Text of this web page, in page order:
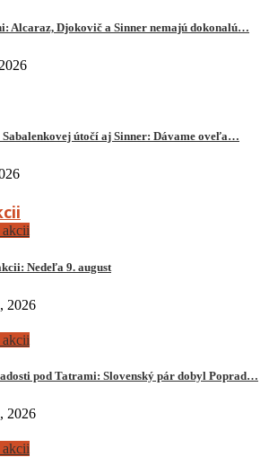
Alcaraz, Djokovič a Sinner nemajú dokonalú…
Sabalenkovej útočí aj Sinner: Dávame oveľa…
Nedeľa 9. august
2026
pod Tatrami: Slovenský pár dobyl Poprad…
2026